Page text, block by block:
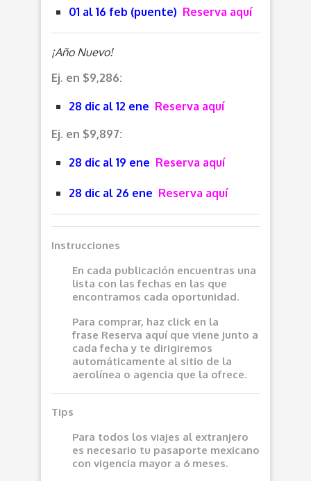
01 al 16 feb (puente) Reserva aquí
¡Año Nuevo!
Ej. en $9,286:
28 dic al 12 ene Reserva aquí
Ej. en $9,897:
28 dic al 19 ene Reserva aquí
28 dic al 26 ene Reserva aquí
Instrucciones
En cada publicación encuentras una
lista con las fechas en las que
encontramos cada oportunidad.
Para comprar, haz click en la
frase Reserva aquí que viene junto a
cada fecha y te dirigiremos
automáticamente al sitio de la
aerolínea o agencia que la ofrece.
Tips
Para todos los viajes al extranjero
es necesario tu pasaporte mexicano
con vigencia mayor a 6 meses.